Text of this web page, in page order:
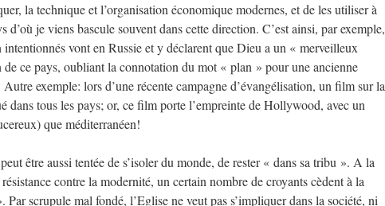
la technique et l’organisation économique modernes, et de les utiliser à
d’où je viens bascule souvent dans cette direction. C’est ainsi, par exemple,
intentionnés vont en Russie et y déclarent que Dieu a un « merveilleux
ce pays, oubliant la connotation du mot « plan » pour une ancienne
exemple: lors d’une récente campagne d’évangélisation, un film sur la
dans tous les pays; or, ce film porte l’empreinte de Hollywood, avec un
que méditerranéen!
être aussi tentée de s’isoler du monde, de rester « dans sa tribu ». A la
contre la modernité, un certain nombre de croyants cèdent à la
Par scrupule mal fondé, l’Eglise ne veut pas s’impliquer dans la société, ni